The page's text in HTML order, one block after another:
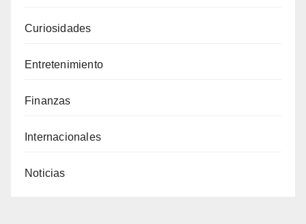
Curiosidades
Entretenimiento
Finanzas
Internacionales
Noticias